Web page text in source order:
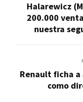
Halarewicz
200.000
nuestra
Renault ficha
como